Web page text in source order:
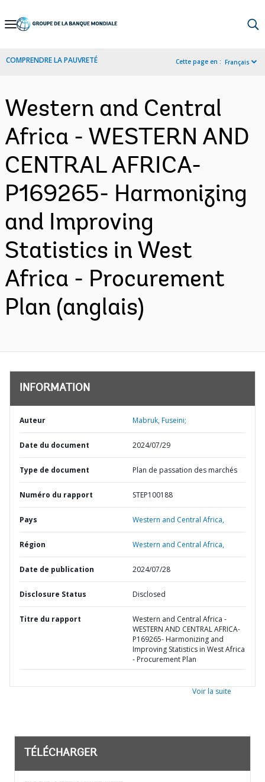
Skip
Navigation
COMPRENDRE LA PAUVRETÉ Cette page en : Français
Western and Central
Africa - WESTERN AND
CENTRAL AFRICA-
P169265- Harmonizing
and Improving
Statistics in West
Africa - Procurement
Plan (anglais)
INFORMATION
Auteur Mabruk, Fuseini;
Date du document 2024/07/29
Type de document Plan de passation des marchés
Numéro du rapport STEP100188
Pays Western and Central Africa,
Région Western and Central Africa,
Date de publication 2024/07/28
Disclosure Status Disclosed
Titre du rapport
Western and Central Africa -
WESTERN AND CENTRAL AFRICA-
P169265- Harmonizing and
Improving Statistics in West Africa
- Procurement Plan
Voir la suite
TÉLÉCHARGER